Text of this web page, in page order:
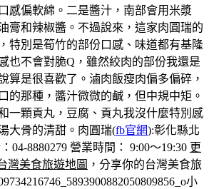
感偏軟綿。二是醬汁，南部會用米漿
膏和辣椒醬。不過說來，這家肉圓瑞的
特別是筍竹的部份口感、味道都有基隆
也不會對脆Q，雖然絞肉的部份我還是
算是很喜歡了。 滷肉飯瘦肉偏多偏碎，
的那種，醬汁微微的鹹，但中規中矩。
一顆貢丸，豆腐、貢丸我沒什麼特別感
大骨的清甜。 肉圓瑞(fb官網):彰化縣北
04-8880279 營業時間： 9:00～19:30 更
灣美食旅遊地圖 ，分享你的台灣美食旅
小